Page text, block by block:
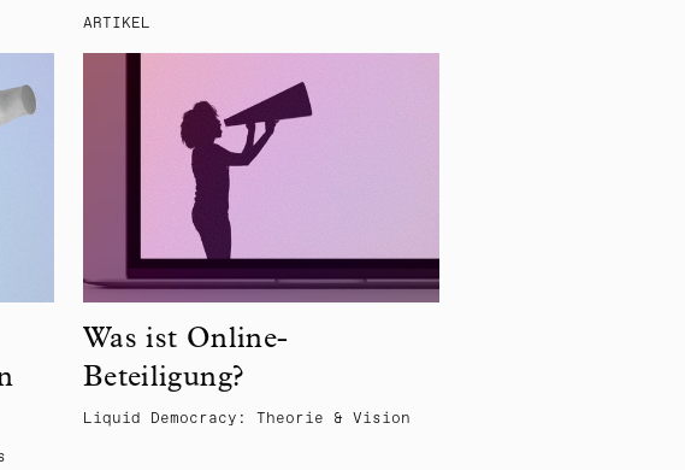
ARTIKEL
Was ist Online-
Beteiligung?
Liquid Democracy: Theorie & Vision